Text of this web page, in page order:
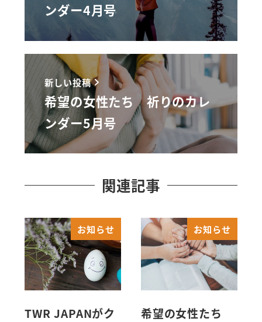
ンダー4月号
新しい投稿
希望の女性たち 祈りのカレ
ンダー5月号
関連記事
お知らせ
TWR JAPANがク
お知らせ
希望の女性たち